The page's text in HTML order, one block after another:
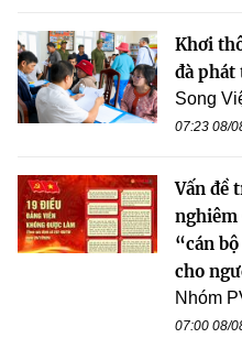
Khơi
đà phát
Song
07:23 08/
Vấn đề
nghiêm
“cán
cho
Nhóm
07:00 08/